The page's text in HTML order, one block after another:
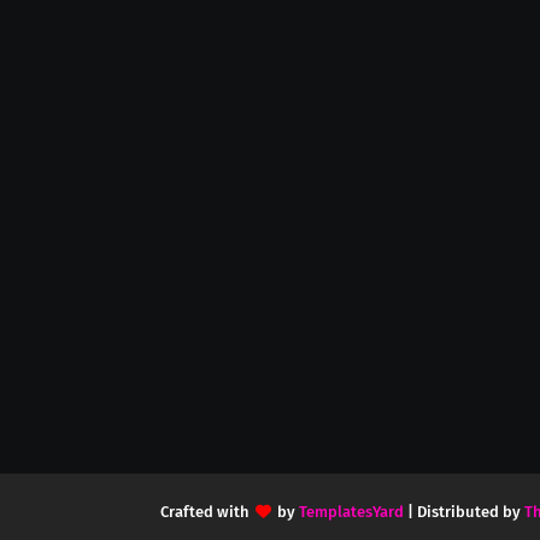
Crafted with by TemplatesYard | Distributed by